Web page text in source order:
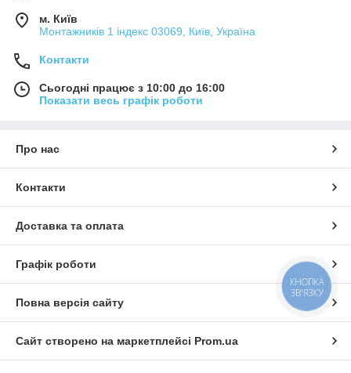
м. Київ
Монтажників 1 індекс 03069, Київ, Україна
Контакти
Сьогодні працює з 10:00 до 16:00
Показати весь графік роботи
Про нас
Контакти
Доставка та оплата
Графік роботи
Повна версія сайту
Сайт створено на маркетплейсі Prom.ua
КНОПКА
ЗВ'ЯЗКУ